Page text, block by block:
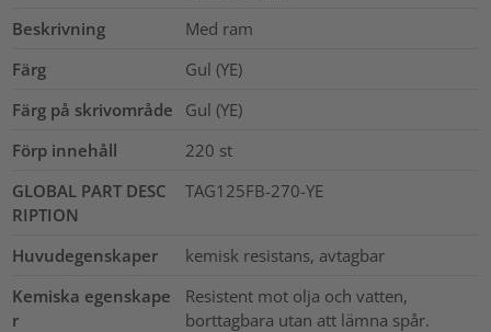
Beskrivning
Med ram
Färg
Gul (YE)
Färg på skrivområde
Gul (YE)
Förp innehåll
220 st
GLOBAL PART DESC
RIPTION
TAG125FB-270-YE
Huvudegenskaper
kemisk resistans, avtagbar
Kemiska egenskape
r
Resistent mot olja och vatten,
borttagbara utan att lämna spår.